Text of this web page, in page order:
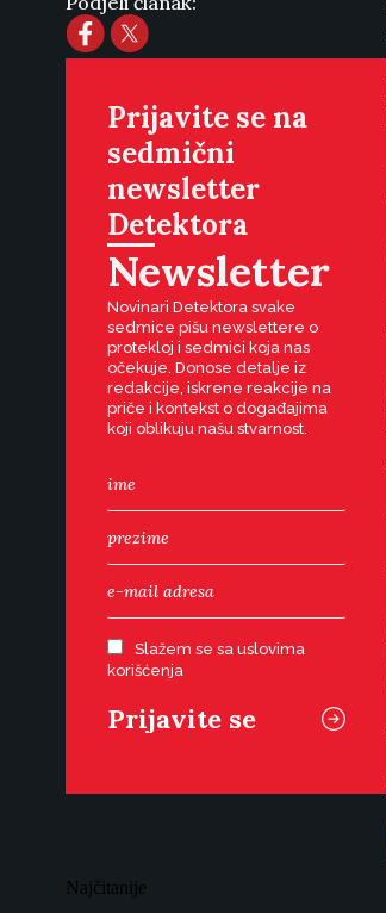
Prijavite se na
sedmični
newsletter
Detektora
Newsletter
Novinari Detektora svake
sedmice pišu newslettere o
protekloj i sedmici koja nas
očekuje. Donose detalje iz
redakcije, iskrene reakcije na
priče i kontekst o događajima
koji oblikuju našu stvarnost.
Slažem se sa uslovima
korišćenja
Najčitanije